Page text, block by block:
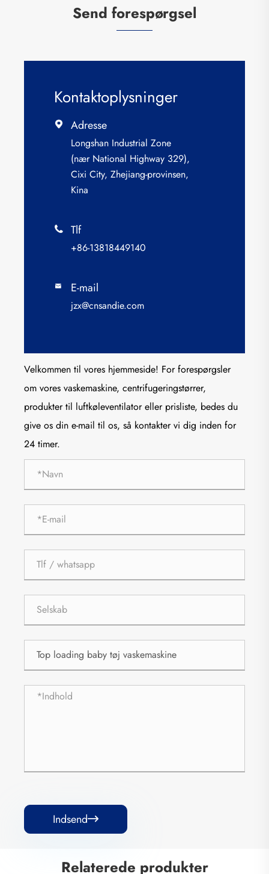
Send forespørgsel
Kontaktoplysninger
 Adresse
Longshan Industrial Zone
(nær National Highway 329),
Cixi City, Zhejiang-provinsen,
Kina
 Tlf
+86-13818449140
 E-mail
jzx@cnsandie.com
Velkommen til vores hjemmeside! For forespørgsler
om vores vaskemaskine, centrifugeringstørrer,
produkter til luftkøleventilator eller prisliste, bedes du
give os din e-mail til os, så kontakter vi dig inden for
24 timer.
Indsend
Relaterede produkter